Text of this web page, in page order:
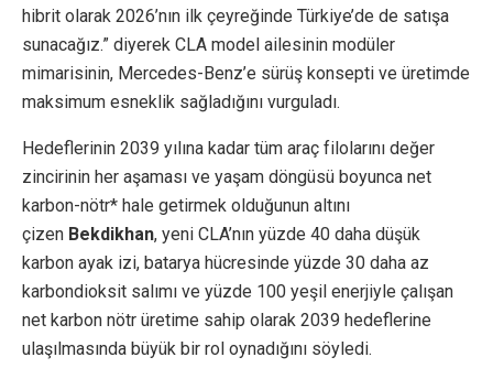
hibrit olarak 2026’nın ilk çeyreğinde Türkiye’de de satışa
sunacağız.” diyerek CLA model ailesinin modüler
mimarisinin, Mercedes-Benz’e sürüş konsepti ve üretimde
maksimum esneklik sağladığını vurguladı.
Hedeflerinin 2039 yılına kadar tüm araç filolarını değer
zincirinin her aşaması ve yaşam döngüsü boyunca net
karbon-nötr* hale getirmek olduğunun altını
çizen Bekdikhan, yeni CLA’nın yüzde 40 daha düşük
karbon ayak izi, batarya hücresinde yüzde 30 daha az
karbondioksit salımı ve yüzde 100 yeşil enerjiyle çalışan
net karbon nötr üretime sahip olarak 2039 hedeflerine
ulaşılmasında büyük bir rol oynadığını söyledi.